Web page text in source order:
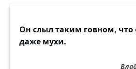
Он слыл таким говном, что
даже мухи.